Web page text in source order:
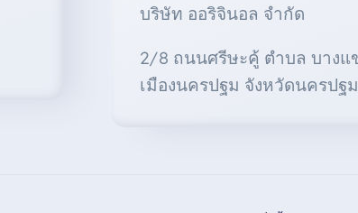
บริษัท ออริจินอล จำกัด
2/8 ถนนศรีษะคู้ ตำบล บางแ
เมืองนครปฐม จังหวัดนครปฐ